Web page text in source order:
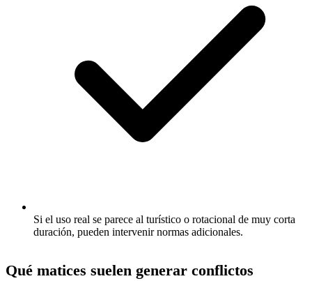
Si el uso real se parece al turístico o rotacional de muy corta
duración, pueden intervenir normas adicionales.
Qué matices suelen generar conflictos